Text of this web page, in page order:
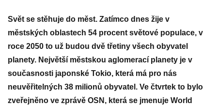
Svět se stěhuje do měst. Zatímco dnes žije v
městských oblastech 54 procent světové populace, v
roce 2050 to už budou dvě třetiny všech obyvatel
planety. Největší městskou aglomerací planety je v
současnosti japonské Tokio, která má pro nás
neuvěřitelných 38 milionů obyvatel. Ve čtvrtek to bylo
zveřejněno ve zprávě OSN, která se jmenuje World